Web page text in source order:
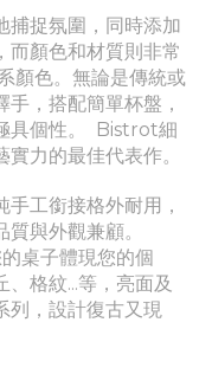
捕捉氛圍，同時添加
而顏色和材質則非常
顏色。無論是傳統或
，搭配簡單杯盤，
具個性。
Bistrot細
力的最佳代表作。
工銜接格外耐用，
與外觀兼顧。
桌子體現您的個
格紋...等，亮面及
列，設計復古又現